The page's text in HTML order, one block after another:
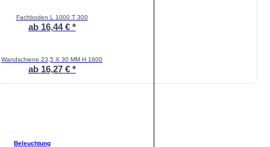
Fachboden L 1000 T 300
ab 16,44 € *
Wandschiene 23,5 X 30 MM H 1600
ab 16,27 € *
Beleuchtung